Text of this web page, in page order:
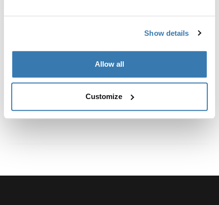
Show details
Allow all
Customize
Toggle techspec
Технические характеристики
Toggle guides and instructions
Инструкции